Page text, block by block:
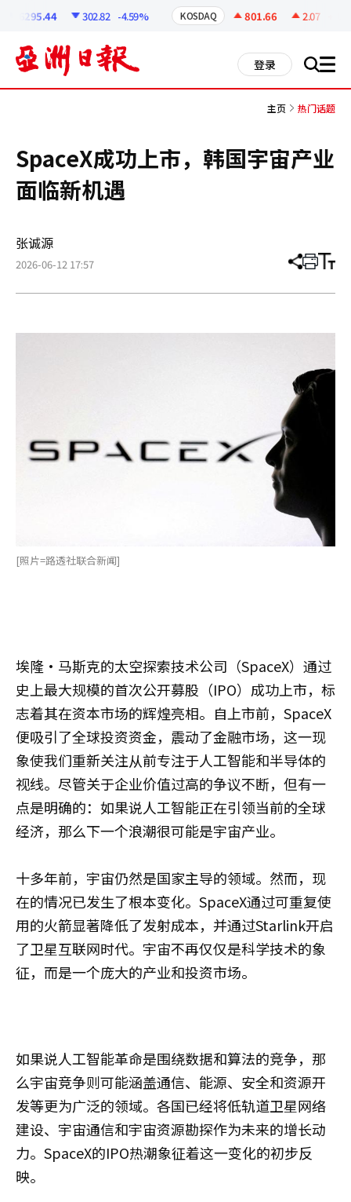
6295.44 302.82 -4.59% KOSDAQ 801.66 2.07
登录 搜 all
主页 热门话题
SpaceX成功上市，韩国宇宙产业
面临新机遇
张诚源
2026-06-12 17:57 分
章
打 调
小
[照片=路透社联合新闻]
埃隆·马斯克的太空探索技术公司（SpaceX）通过
史上最大规模的首次公开募股（IPO）成功上市，标
志着其在资本市场的辉煌亮相。自上市前，SpaceX
便吸引了全球投资资金，震动了金融市场，这一现
象使我们重新关注从前专注于人工智能和半导体的
视线。尽管关于企业价值过高的争议不断，但有一
点是明确的：如果说人工智能正在引领当前的全球
经济，那么下一个浪潮很可能是宇宙产业。
十多年前，宇宙仍然是国家主导的领域。然而，现
在的情况已发生了根本变化。SpaceX通过可重复使
用的火箭显著降低了发射成本，并通过Starlink开启
了卫星互联网时代。宇宙不再仅仅是科学技术的象
征，而是一个庞大的产业和投资市场。
如果说人工智能革命是围绕数据和算法的竞争，那
么宇宙竞争则可能涵盖通信、能源、安全和资源开
发等更为广泛的领域。各国已经将低轨道卫星网络
建设、宇宙通信和宇宙资源勘探作为未来的增长动
力。SpaceX的IPO热潮象征着这一变化的初步反
映。